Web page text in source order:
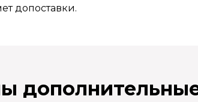
допоставки.